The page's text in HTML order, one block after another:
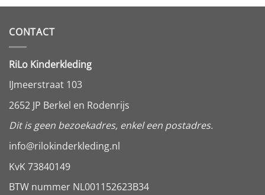
CONTACT
RiLo Kinderkleding
IJmeerstraat 103
2652 JP Berkel en Rodenrijs
Dit is geen bezoekadres, enkel een postadres.
info@rilokinderkleding.nl
KvK 73840149
BTW nummer NL001152623B34